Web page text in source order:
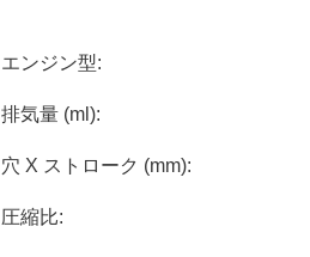
エンジン型:
排気量 (ml):
穴 X ストローク (mm):
圧縮比: